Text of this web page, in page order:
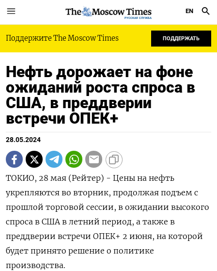
РУССКАЯ СЛУЖБА
EN
Поддержите The Moscow Times ПОДДЕРЖАТЬ
Нефть дорожает на фоне
ожиданий роста спроса в
США, в преддверии
встречи ОПЕК+
28.05.2024
ТОКИО, 28 мая (Рейтер) - Цены на нефть
укрепляются во вторник, продолжая подъем с
прошлой торговой сессии, в ожидании высокого
спроса в США в летний период, а также в
преддверии встречи ОПЕК+ 2 июня, на которой
будет принято решение о политике
производства.